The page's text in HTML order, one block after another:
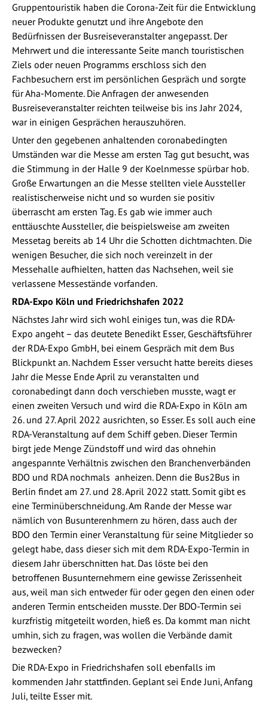
Gruppentouristik haben die Corona-Zeit für die Entwicklung
neuer Produkte genutzt und ihre Angebote den
Bedürfnissen der Busreiseveranstalter angepasst. Der
Mehrwert und die interessante Seite manch touristischen
Ziels oder neuen Programms erschloss sich den
Fachbesuchern erst im persönlichen Gespräch und sorgte
für Aha-Momente. Die Anfragen der anwesenden
Busreiseveranstalter reichten teilweise bis ins Jahr 2024,
war in einigen Gesprächen herauszuhören.
Unter den gegebenen anhaltenden coronabedingten
Umständen war die Messe am ersten Tag gut besucht, was
die Stimmung in der Halle 9 der Koelnmesse spürbar hob.
Große Erwartungen an die Messe stellten viele Aussteller
realistischerweise nicht und so wurden sie positiv
überrascht am ersten Tag. Es gab wie immer auch
enttäuschte Aussteller, die beispielsweise am zweiten
Messetag bereits ab 14 Uhr die Schotten dichtmachten. Die
wenigen Besucher, die sich noch vereinzelt in der
Messehalle aufhielten, hatten das Nachsehen, weil sie
verlassene Messestände vorfanden.
RDA-Expo Köln und Friedrichshafen 2022
Nächstes Jahr wird sich wohl einiges tun, was die RDA-
Expo angeht – das deutete Benedikt Esser, Geschäftsführer
der RDA-Expo GmbH, bei einem Gespräch mit dem Bus
Blickpunkt an. Nachdem Esser versucht hatte bereits dieses
Jahr die Messe Ende April zu veranstalten und
coronabedingt dann doch verschieben musste, wagt er
einen zweiten Versuch und wird die RDA-Expo in Köln am
26. und 27. April 2022 ausrichten, so Esser. Es soll auch eine
RDA-Veranstaltung auf dem Schiff geben. Dieser Termin
birgt jede Menge Zündstoff und wird das ohnehin
angespannte Verhältnis zwischen den Branchenverbänden
BDO und RDA nochmals anheizen. Denn die Bus2Bus in
Berlin findet am 27. und 28. April 2022 statt. Somit gibt es
eine Terminüberschneidung. Am Rande der Messe war
nämlich von Busunterenhmern zu hören, dass auch der
BDO den Termin einer Veranstaltung für seine Mitglieder so
gelegt habe, dass dieser sich mit dem RDA-Expo-Termin in
diesem Jahr überschnitten hat. Das löste bei den
betroffenen Busunternehmern eine gewisse Zerissenheit
aus, weil man sich entweder für oder gegen den einen oder
anderen Termin entscheiden musste. Der BDO-Termin sei
kurzfristig mitgeteilt worden, hieß es. Da kommt man nicht
umhin, sich zu fragen, was wollen die Verbände damit
bezwecken?
Die RDA-Expo in Friedrichshafen soll ebenfalls im
kommenden Jahr stattfinden. Geplant sei Ende Juni, Anfang
Juli, teilte Esser mit.